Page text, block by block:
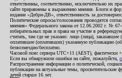
ответственны, соответственно, исключительно их
сайте приравнены к выражению мнения. Блоги и
издание «Дебри-ДВ», ответственность за
Политические опросы/голосования проводятся
мнения» Федерального закона от 12.06.2002 г. №
избирательных прав и права на участие в
считать, там где не указано: лицо (лица),
оплатившее (оплативших) указанную публикацию
безвозмездно/бесплатно.
Часовой пояс сервера UTC+11 (AEST), фактически
Если вы обнаружили ошибки на сайте, пожалуйста,
Распространение информации о политической,
публикации на актуальные темы,
детей старше 16 лет.